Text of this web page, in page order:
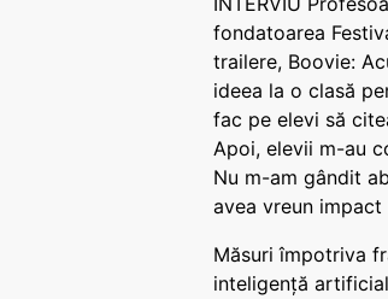
fondatoarea
trailere, Boovie:
ideea la o clasă
fac pe elevi să
Apoi, elevii m-au
Nu m-am gândit
avea vreun impact
Măsuri împotriva
inteligență